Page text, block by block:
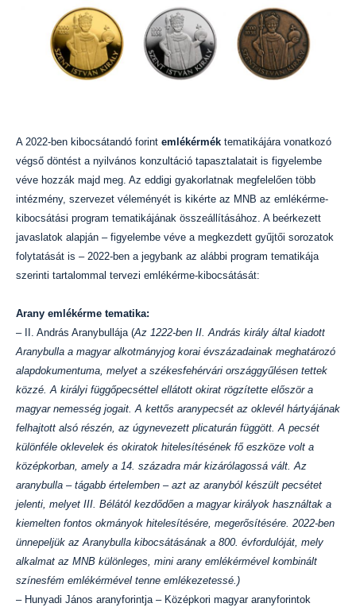
A 2022-ben kibocsátandó forint emlékérmék tematikájára vonatkozó
végső döntést a nyilvános konzultáció tapasztalatait is figyelembe
véve hozzák majd meg. Az eddigi gyakorlatnak megfelelően több
intézmény, szervezet véleményét is kikérte az MNB az emlékérme-
kibocsátási program tematikájának összeállításához. A beérkezett
javaslatok alapján – figyelembe véve a megkezdett gyűjtői sorozatok
folytatását is – 2022-ben a jegybank az alábbi program tematikája
szerinti tartalommal tervezi emlékérme-kibocsátását:
Arany emlékérme tematika:
– II. András Aranybullája (Az 1222-ben II. András király által kiadott
Aranybulla a magyar alkotmányjog korai évszázadainak meghatározó
alapdokumentuma, melyet a székesfehérvári országgyűlésen tettek
közzé. A királyi függőpecséttel ellátott okirat rögzítette először a
magyar nemesség jogait. A kettős aranypecsét az oklevél hártyájának
felhajtott alsó részén, az úgynevezett plicaturán függött. A pecsét
különféle oklevelek és okiratok hitelesítésének fő eszköze volt a
középkorban, amely a 14. századra már kizárólagossá vált. Az
aranybulla – tágabb értelemben – azt az aranyból készült pecsétet
jelenti, melyet III. Bélától kezdődően a magyar királyok használtak a
kiemelten fontos okmányok hitelesítésére, megerősítésére. 2022-ben
ünnepeljük az Aranybulla kibocsátásának a 800. évfordulóját, mely
alkalmat az MNB különleges, mini arany emlékérmével kombinált
színesfém emlékérmével tenne emlékezetessé.)
– Hunyadi János aranyforintja – Középkori magyar aranyforintok